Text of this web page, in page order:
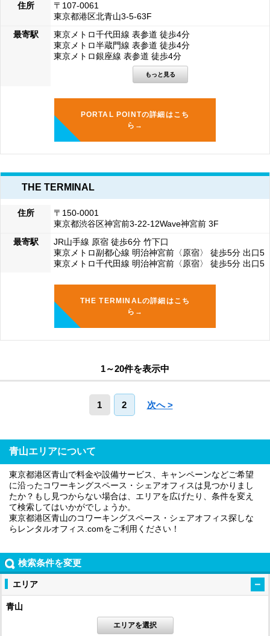
住所
〒107-0061
東京都港区北青山3-5-63F
最寄駅
東京メトロ千代田線 表参道 徒歩4分
東京メトロ半蔵門線 表参道 徒歩4分
東京メトロ銀座線 表参道 徒歩4分
PORTAL POINTの詳細はこち
ら→
THE TERMINAL
住所
〒150-0001
東京都渋谷区神宮前3-22-12Wave神宮前 3F
最寄駅
JR山手線 原宿 徒歩6分 竹下口
東京メトロ副都心線 明治神宮前〈原宿〉 徒歩5分 出口5
東京メトロ千代田線 明治神宮前〈原宿〉 徒歩5分 出口5
THE TERMINALの詳細はこち
ら→
1～20件を表示中
1 2 次へ >
青山エリアについて
東京都港区青山で料金や設備サービス、キャンペーンなどご希望
に沿ったコワーキングスペース・シェアオフィスは見つかりまし
たか？もし見つからない場合は、エリアを広げたり、条件を変え
て検索してはいかがでしょうか。
東京都港区青山のコワーキングスペース・シェアオフィス探しな
らレンタルオフィス.comをご利用ください！
検索条件を変更
エリア
青山
エリアを選択